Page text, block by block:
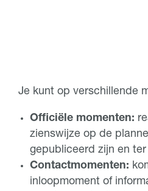
Je kunt op verschillende
Officiële momenten:
zienswijze op de
gepubliceerd zijn en
Contactmomenten:
inloopmoment of